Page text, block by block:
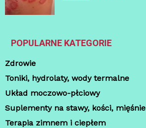
POPULARNE KATEGORIE
Zdrowie
Toniki, hydrolaty, wody termalne
Układ moczowo-płciowy
Suplementy na stawy, kości, mięśnie
Terapia zimnem i ciepłem